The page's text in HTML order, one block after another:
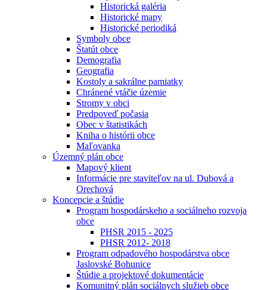
Historická galéria
Historické mapy
Historické periodiká
Symboly obce
Štatút obce
Demografia
Geografia
Kostoly a sakrálne pamiatky
Chránené vtáčie územie
Stromy v obci
Predpoveď počasia
Obec v štatistikách
Kniha o histórii obce
Maľovanka
Územný plán obce
Mapový klient
Informácie pre staviteľov na ul. Dubová a
Orechová
Koncepcie a štúdie
Program hospodárskeho a sociálneho rozvoja
obce
PHSR 2015 - 2025
PHSR 2012- 2018
Program odpadového hospodárstva obce
Jaslovské Bohunice
Štúdie a projektové dokumentácie
Komunitný plán sociálnych služieb obce